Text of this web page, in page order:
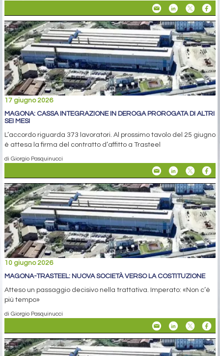
17 giugno 2026
MAGONA: CASSA INTEGRAZIONE IN DEROGA PROROGATA DI ALTRI
SEI MESI
L’accordo riguarda 373 lavoratori. Al prossimo tavolo del 25 giugno
è attesa la firma del contratto d’affitto a Trasteel
di Giorgio Pasquinucci
10 giugno 2026
MAGONA-TRASTEEL: NUOVA SOCIETÀ VERSO LA COSTITUZIONE
Atteso un passaggio decisivo nella trattativa. Imperato: «Non c’è
più tempo»
di Giorgio Pasquinucci